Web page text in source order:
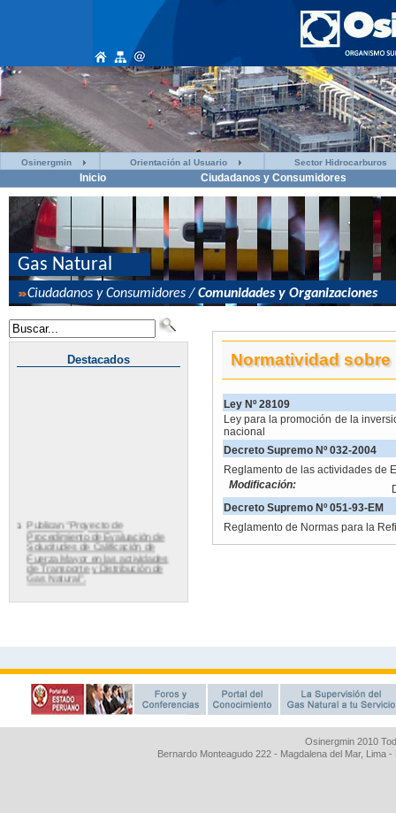
Osinergmin Orientación al Usuario Sector Hidrocarburos
Inicio Ciudadanos y Consumidores
Osinergmin 2010
Bernardo Monteagudo 222 - Magdalena del Mar, Lima